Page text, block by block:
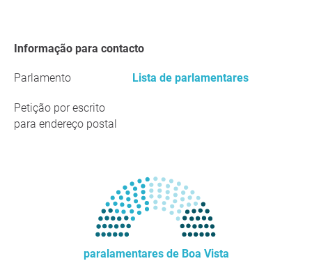
Informação para contacto
Parlamento Lista de parlamentares
Petição por escrito
para endereço postal
paralamentares de Boa Vista